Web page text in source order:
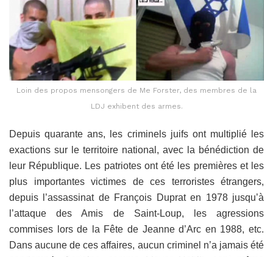
Loin des propos mensongers de Me Forster, des membres de la
LDJ exhibent des armes.
Depuis quarante ans, les criminels juifs ont multiplié les
exactions sur le territoire national, avec la bénédiction de
leur République. Les patriotes ont été les premières et les
plus importantes victimes de ces terroristes étrangers,
depuis l’assassinat de François Duprat en 1978 jusqu’à
l’attaque des Amis de Saint-Loup, les agressions
commises lors de la Fête de Jeanne d’Arc en 1988, etc.
Dans aucune de ces affaires, aucun criminel n’a jamais été